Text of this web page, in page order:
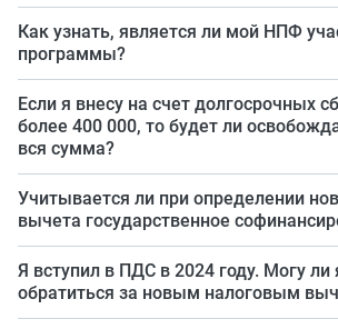
Подключиться к программе
сбережений может любой гражданин,
летнего возраста. Предельный
Оформление налогового вычета
имеет доход, с которого
основной ставке. Если человек
государственное пособие, например,
ему не предоставляется.
Как узнать, является ли мой НПФ
программы?
Перечень операторов ПДС размещен
Если я внесу на счет долгосрочных
более 400 000, то будет ли
вся сумма?
Нет. Максимальный налоговый
000 рублей. Взносы сверх этой
освобождаются от налога. Учтите,
— максимальная сумма льготы
продуктам: ПДС, ИИС и НПО
Учитывается ли при определении
вычета государственное
Нет. В целях определения вычета
те суммы, которые участник
долгосрочных сбережений внес
Я вступил в ПДС в 2024 году. Могу ли
обратиться за новым налоговым